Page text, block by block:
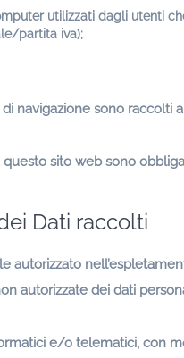
utilizzati dagli utenti
partita iva);
navigazione sono raccolti
sito web sono
Dati raccolti
autorizzato
autorizzate dei dati
e/o telematici, con